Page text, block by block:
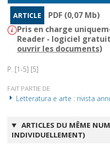
ARTICLE
PDF (0,07 Mb)
Pris en charge
Reader - logiciel
ouvrir les documents)
P. [1-5] [5]
FAIT PARTIE DE
Letteratura e arte : rivista
ARTICLES DU MÊME
INDIVIDUELLEMENT)